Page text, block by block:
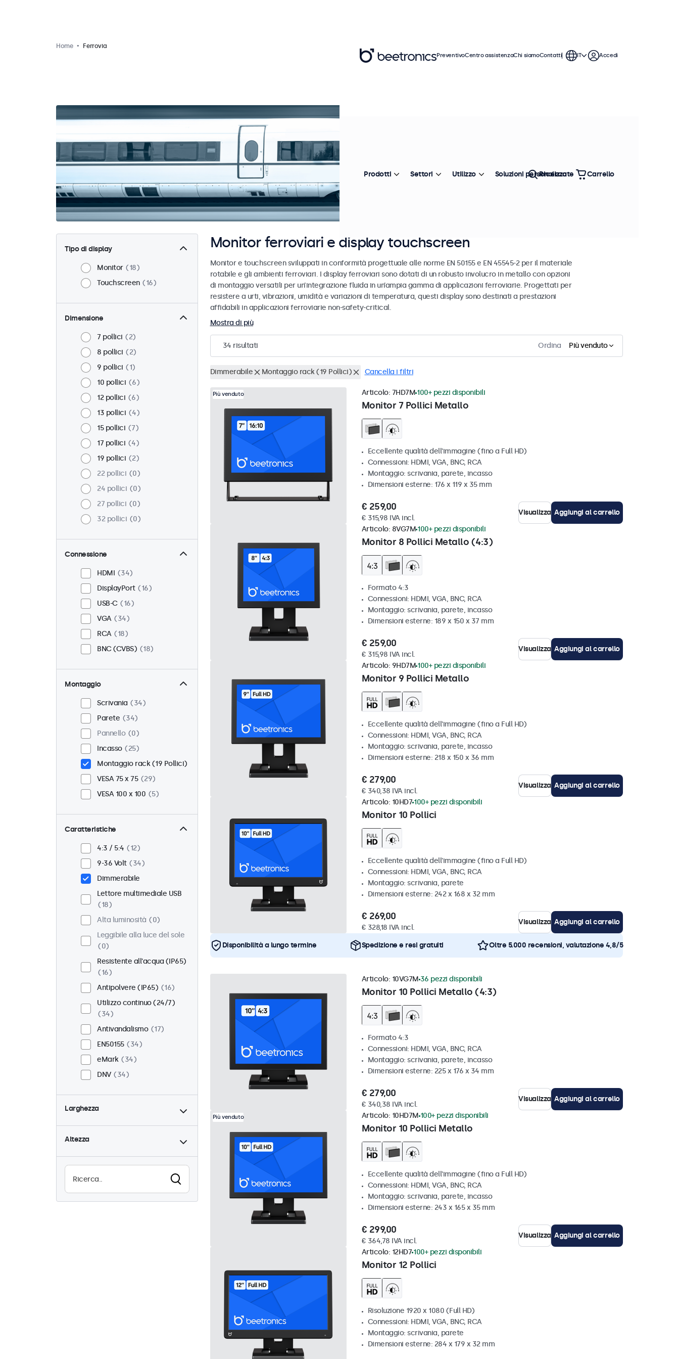
Home Ferrovia
Tipo di display
Monitor
18
Touchscreen
16
Dimensione
7 pollici
2
8 pollici
2
9 pollici
1
10 pollici
6
12 pollici
6
13 pollici
4
15 pollici
7
17 pollici
4
19 pollici
2
22 pollici
0
24 pollici
0
27 pollici
0
32 pollici
0
Connessione
HDMI
34
DisplayPort
16
USB-C
16
VGA
34
RCA
18
BNC (CVBS)
18
Montaggio
Scrivania
34
Parete
34
Pannello
0
Incasso
25
Montaggio rack (19 Pollici)
VESA 75 x 75
29
VESA 100 x 100
5
Caratteristiche
4:3 / 5:4
12
9-36 Volt
34
Dimmerabile
Lettore multimediale USB
18
Alta luminosità
0
Leggibile alla luce del sole
0
Resistente all'acqua (IP65)
16
Antipolvere (IP65)
16
Utilizzo continuo (24/7)
34
Antivandalismo
17
EN50155
34
eMark
34
DNV
34
Larghezza
Altezza
Monitor ferroviari e display touchscreen
Monitor e touchscreen sviluppati in conformità progettuale alle norme EN 50155 e EN 45545-2 per il materiale
rotabile e gli ambienti ferroviari. I display ferroviari sono dotati di un robusto involucro in metallo con opzioni
di montaggio versatili per un’integrazione fluida in un’ampia gamma di applicazioni ferroviarie. Progettati per
resistere a urti, vibrazioni, umidità e variazioni di temperatura, questi display sono destinati a prestazioni
affidabili in applicazioni ferroviarie non-safety-critical.
Mostra di più
34 risultati Ordina Più venduto
Dimmerabile Montaggio rack (19 Pollici) Cancella i filtri
Più venduto
Monitor 7 Pollici Metallo
Articolo: 7HD7M 100+ pezzi disponibili
Eccellente qualità dell'immagine (fino a Full HD)
Connessioni: HDMI, VGA, BNC, RCA
Montaggio: scrivania, parete, incasso
Dimensioni esterne: 176 x 119 x 35 mm
€ 259,00
€ 315,98 IVA incl.
Visualizza Aggiungi al carrello
Monitor 8 Pollici Metallo (4:3)
Articolo: 8VG7M 100+ pezzi disponibili
Formato 4:3
Connessioni: HDMI, VGA, BNC, RCA
Montaggio: scrivania, parete, incasso
Dimensioni esterne: 189 x 150 x 37 mm
€ 259,00
€ 315,98 IVA incl.
Visualizza Aggiungi al carrello
Monitor 9 Pollici Metallo
Articolo: 9HD7M 100+ pezzi disponibili
Eccellente qualità dell'immagine (fino a Full HD)
Connessioni: HDMI, VGA, BNC, RCA
Montaggio: scrivania, parete, incasso
Dimensioni esterne: 218 x 150 x 36 mm
€ 279,00
€ 340,38 IVA incl.
Visualizza Aggiungi al carrello
Monitor 10 Pollici
Articolo: 10HD7 100+ pezzi disponibili
Eccellente qualità dell'immagine (fino a Full HD)
Connessioni: HDMI, VGA, BNC, RCA
Montaggio: scrivania, parete
Dimensioni esterne: 242 x 168 x 32 mm
€ 269,00
€ 328,18 IVA incl.
Visualizza Aggiungi al carrello
Disponibilità a lungo termine Spedizione e resi gratuiti Oltre 5.000 recensioni, valutazione 4,8/5
Monitor 10 Pollici Metallo (4:3)
Articolo: 10VG7M 36 pezzi disponibili
Formato 4:3
Connessioni: HDMI, VGA, BNC, RCA
Montaggio: scrivania, parete, incasso
Dimensioni esterne: 225 x 176 x 34 mm
€ 279,00
€ 340,38 IVA incl.
Visualizza Aggiungi al carrello
Più venduto
Monitor 10 Pollici Metallo
Articolo: 10HD7M 100+ pezzi disponibili
Eccellente qualità dell'immagine (fino a Full HD)
Connessioni: HDMI, VGA, BNC, RCA
Montaggio: scrivania, parete, incasso
Dimensioni esterne: 243 x 165 x 35 mm
€ 299,00
€ 364,78 IVA incl.
Visualizza Aggiungi al carrello
Monitor 12 Pollici
Articolo: 12HD7 100+ pezzi disponibili
Risoluzione 1920 x 1080 (Full HD)
Connessioni: HDMI, VGA, BNC, RCA
Montaggio: scrivania, parete
Dimensioni esterne: 284 x 179 x 32 mm
PreventivoCentro assistenzaChi siamoContatti IT Accedi
Prodotti Settori Utilizzo Soluzioni personalizzate
Ricerca Carrello